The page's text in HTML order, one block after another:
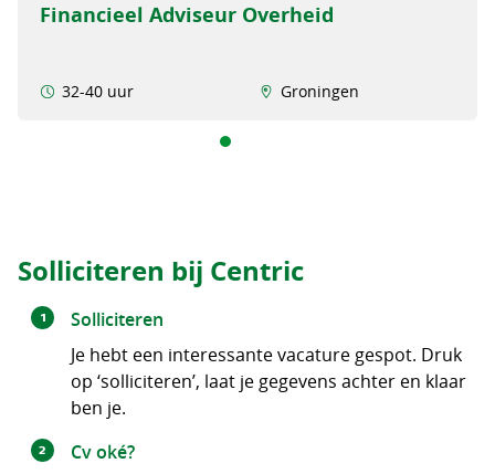
Financieel Adviseur Overheid
32-40 uur Groningen
Solliciteren bij Centric
Solliciteren
Je hebt een interessante vacature gespot. Druk
op ‘solliciteren’, laat je gegevens achter en klaar
ben je.
Cv oké?